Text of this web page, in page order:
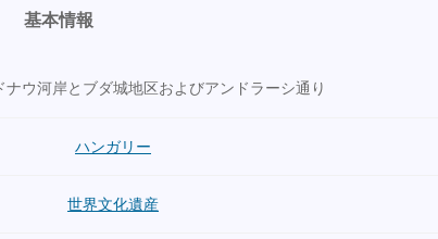
基本情報
ナウ河岸とブダ城地区およびアンドラーシ通り
ハンガリー
世界文化遺産